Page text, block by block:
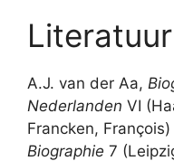
Literatuur
A.J. van der Aa,
Nederlanden VI
Francken, François)
Biographie 7